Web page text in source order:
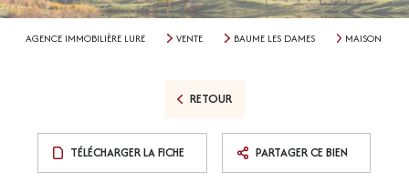
AGENCE IMMOBILIÈRE LURE VENTE BAUME LES DAMES MAISON
RETOUR
TÉLÉCHARGER LA FICHE PARTAGER CE BIEN